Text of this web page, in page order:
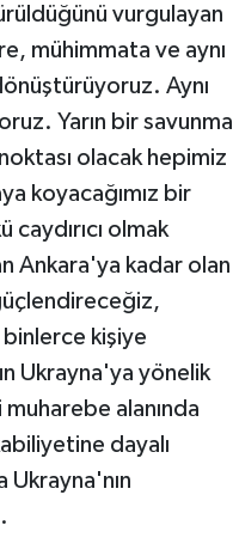
vurgulayan
mühimmata ve aynı
Aynı
Yarın bir savunma
olacak hepimiz
koyacağımız bir
olmak
Ankara'ya kadar olan
kişiye
Ukrayna'ya yönelik
muharebe alanında
dayalı
Ukrayna'nın